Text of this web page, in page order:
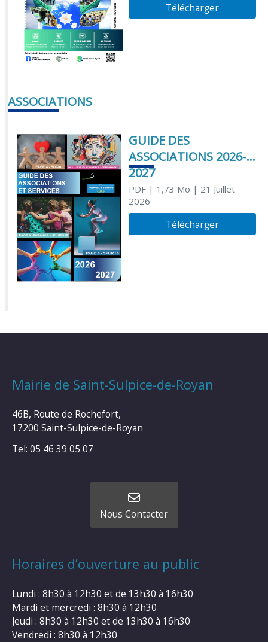
Télécharger
ASSOCIATIONS
GUIDE DES
ASSOCIATIONS 2026-
2027
PDF| 1,73 Mo | 21 Juillet
2026
Télécharger
Mairie de Saint-Sulpice-de-Royan
46B, Route de Rochefort,
17200 Saint-Sulpice-de-Royan
Tel: 05 46 39 05 07
Nous Contacter
Horaires d’ouverture au public
Lundi : 8h30 à 12h30 et de 13h30 à 16h30
Mardi et mercredi : 8h30 à 12h30
Jeudi : 8h30 à 12h30 et de 13h30 à 16h30
Vendredi : 8h30 à 12h30